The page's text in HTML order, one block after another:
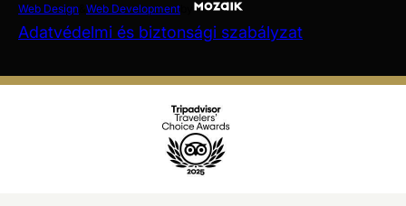
Web Design Web Development
Adatvédelmi és biztonsági szabályzat